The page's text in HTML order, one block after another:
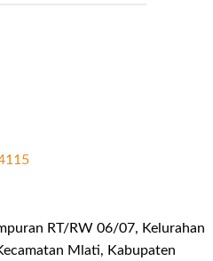
RT/RW 06/07, Kelurahan
Mlati, Kabupaten